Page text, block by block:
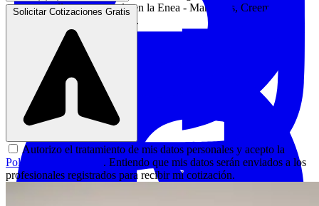
nuestro taller esta ubicado en la Enea - Manizales, Creemos que
el hogar es un reflejo de q...
Cotizar servicio
Solicitar Cotizaciones Gratis
Autorizo el tratamiento de mis datos personales y acepto la
Política de Privacidad . Entiendo que mis datos serán enviados a los
profesionales registrados para recibir mi cotización.